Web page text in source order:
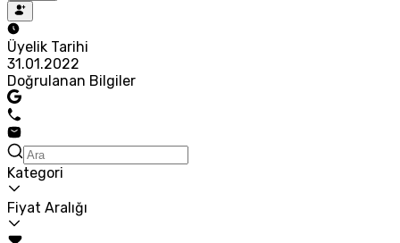
Üyelik Tarihi
31.01.2022
Doğrulanan Bilgiler
Kategori
Fiyat Aralığı